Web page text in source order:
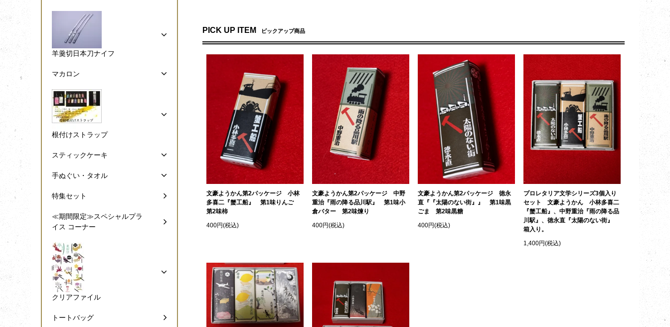
PICK UP ITEM ピックアップ商品
文豪ようかん第2パッケージ 小林
多喜二『蟹工船』 第1味りんご
第2味柿
400円(税込)
文豪ようかん第2パッケージ 中野
重治『雨の降る品川駅』 第1味小
倉バター 第2味煉り
400円(税込)
文豪ようかん第2パッケージ 徳永
直『『太陽のない街』』 第1味黒
ごま 第2味黒糖
400円(税込)
プロレタリア文学シリーズ3個入り
セット 文豪ようかん 小林多喜二
『蟹工船』、中野重治『雨の降る品
川駅』、徳永直『太陽のない街』
箱入り。
1,400円(税込)
羊羹切日本刀ナイフ
マカロン
根付けストラップ
スティックケーキ
手ぬぐい・タオル
特集セット
≪期間限定≫スペシャルプラ
イス コーナー
クリアファイル
トートバッグ